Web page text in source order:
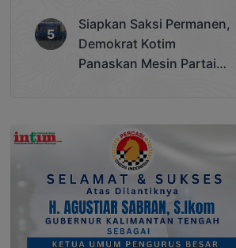
Siapkan Saksi Permanen,
Demokrat Kotim
Panaskan Mesin Partai